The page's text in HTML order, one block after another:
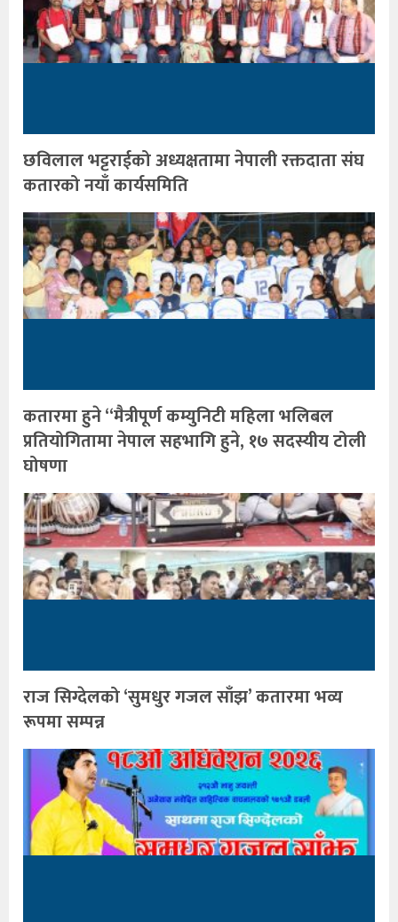
छविलाल भट्टराईको अध्यक्षतामा नेपाली रक्तदाता संघ
कतारको नयाँ कार्यसमिति
कतारमा हुने “मैत्रीपूर्ण कम्युनिटी महिला भलिबल
प्रतियोगितामा नेपाल सहभागि हुने, १७ सदस्यीय टोली
घोषणा
राज सिग्देलको ‘सुमधुर गजल साँझ’ कतारमा भव्य
रूपमा सम्पन्न